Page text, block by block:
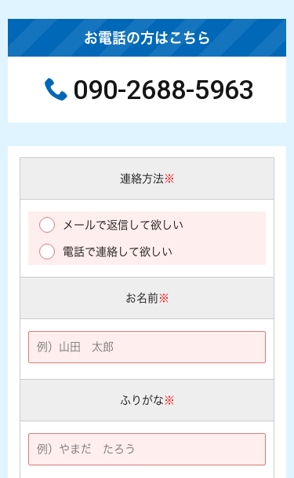
お電話の方はこちら
090-2688-5963
連絡方法※
メールで返信して欲しい
電話で連絡して欲しい
お名前※
ふりがな ※